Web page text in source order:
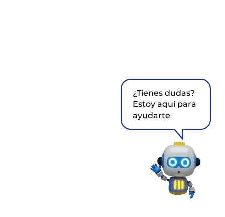
¿Tienes dudas?
Estoy aquí para
ayudarte